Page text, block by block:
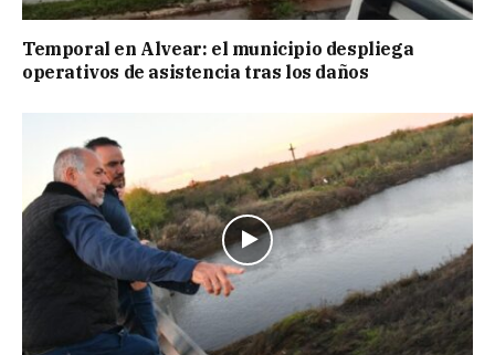
Temporal en Alvear: el municipio despliega
operativos de asistencia tras los daños